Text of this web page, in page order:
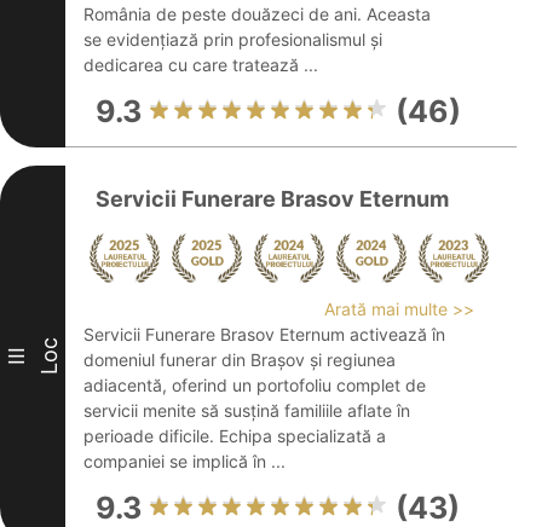
România de peste douăzeci de ani. Aceasta
se evidențiază prin profesionalismul și
dedicarea cu care tratează ...
9.3 (46)
III Loc
Servicii Funerare Brasov Eternum
Arată mai multe >>
Servicii Funerare Brasov Eternum activează în
domeniul funerar din Brașov și regiunea
adiacentă, oferind un portofoliu complet de
servicii menite să susțină familiile aflate în
perioade dificile. Echipa specializată a
companiei se implică în ...
9.3 (43)